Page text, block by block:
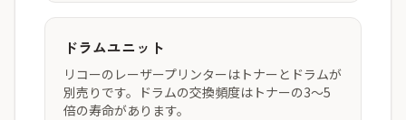
ドラムユニット
リコーのレーザープリンターはトナーとドラムが
別売りです。ドラムの交換頻度はトナーの3〜5
倍の寿命があります。